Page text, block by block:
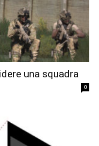
una squadra
0